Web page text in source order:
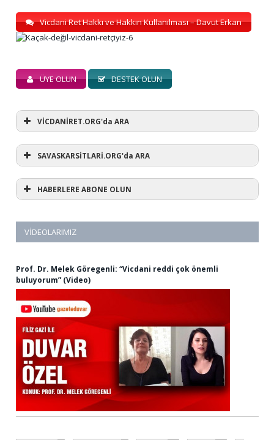
Vicdani Ret Hakkı ve Hakkın Kullanılması – Davut Erkan
ÜYE OLUN DESTEK OLUN
VİCDANİRET.ORG'da ARA
SAVASKARSİTLARİ.ORG'da ARA
HABERLERE ABONE OLUN
VIDEOLARIMIZ
Prof. Dr. Melek Göregenli: “Vicdani reddi çok önemli
buluyorum” (Video)